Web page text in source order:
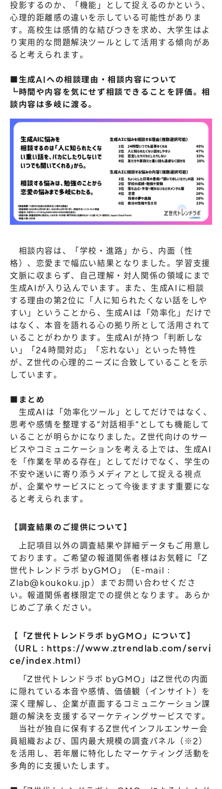
投影するのか、「機能」として捉えるのかという、
心理的距離感の違いを示している可能性がありま
す。高校生は感情的な結びつきを求め、大学生はよ
り実用的な問題解決ツールとして活用する傾向があ
ると考えられます。
■生成AIへの相談理由・相談内容について
┗時間や内容を気にせず相談できることを評価。相
談内容は多岐に渡る。
相談内容は、「学校・進路」から、内面（性
格）、恋愛まで幅広い結果となりました。学習支援
文脈に収まらず、自己理解・対人関係の領域にまで
生成AIが入り込んでいます。また、生成AIに相談
する理由の第2位に「人に知られたくない話をしや
すい」ということから、生成AIは「効率化」だけで
はなく、本音を語れる心の拠り所として活用されて
いることがわかります。生成AIが持つ「判断しな
い」「24時間対応」「忘れない」といった特性
が、Z世代の心理的ニーズに合致していることを示
しています。
■まとめ
生成AIは「効率化ツール」としてだけではなく、
思考や感情を整理する“対話相手”としても機能して
いることが明らかになりました。Z世代向けのサー
ビスやコミュニケーションを考える上では、生成AI
を「作業を早める存在」としてだけでなく、学生の
不安や迷いに寄り添うメディアとして捉える視点
が、企業やサービスにとって今後ますます重要にな
ると考えられます。
【調査結果のご提供について】
上記項目以外の調査結果や詳細データもご用意し
ております。ご希望の報道関係者様はお気軽に「Z
世代トレンドラボ byGMO」（E-mail：
Zlab@koukoku.jp ）までお問い合わせくださ
い。報道関係者様限定での提供となります。あらか
じめご了承ください。
【「Z世代トレンドラボ byGMO」について】
（URL： https://www.ztrendlab.com/servi
ce/index.html ）
「Z世代トレンドラボ byGMO」はZ世代の内面
に隠れている本音や感情、価値観（インサイト）を
深く理解し、企業が直面するコミュニケーション課
題の解決を支援するマーケティングサービスです。
当社が独自に保有するZ世代インフルエンサー会
員組織および、国内最大規模の調査パネル（※2）
を活用し、若年層に特化したマーケティング活動を
多角的に支援いたします。